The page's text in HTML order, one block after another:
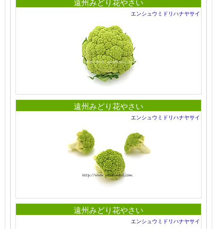
遠州みどり花やさい
エンシュウミドリハナヤサイ
遠州みどり花やさい
エンシュウミドリハナヤサイ
遠州みどり花やさい
エンシュウミドリハナヤサイ